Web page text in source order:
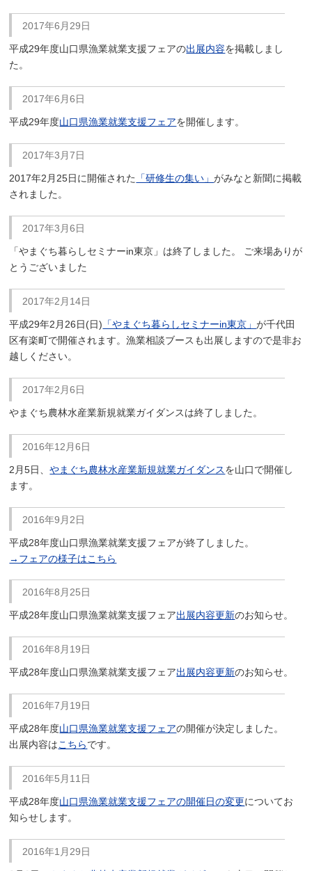
2017年6月29日
平成29年度山口県漁業就業支援フェアの出展内容を掲載しまし
た。
2017年6月6日
平成29年度山口県漁業就業支援フェアを開催します。
2017年3月7日
2017年2月25日に開催された 「研修生の集い」がみなと新聞に掲載
されました。
2017年3月6日
「やまぐち暮らしセミナーin東京」は終了しました。 ご来場ありが
とうございました
2017年2月14日
平成29年2月26日(日) 「やまぐち暮らしセミナーin東京」が千代田
区有楽町で開催されます。漁業相談ブースも出展しますので是非お
越しください。
2017年2月6日
やまぐち農林水産業新規就業ガイダンスは終了しました。
2016年12月6日
2月5日、やまぐち農林水産業新規就業ガイダンスを山口で開催し
ます。
2016年9月2日
平成28年度山口県漁業就業支援フェアが終了しました。
→フェアの様子はこちら
2016年8月25日
平成28年度山口県漁業就業支援フェア出展内容更新のお知らせ。
2016年8月19日
平成28年度山口県漁業就業支援フェア出展内容更新のお知らせ。
2016年7月19日
平成28年度山口県漁業就業支援フェアの開催が決定しました。
出展内容はこちらです。
2016年5月11日
平成28年度山口県漁業就業支援フェアの開催日の変更についてお
知らせします。
2016年1月29日